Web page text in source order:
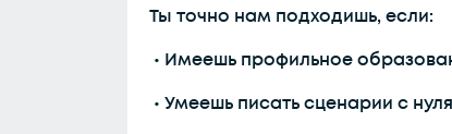
Ты точно нам подходишь, если:
• Имеешь профильное
• Умеешь писать сценарии с